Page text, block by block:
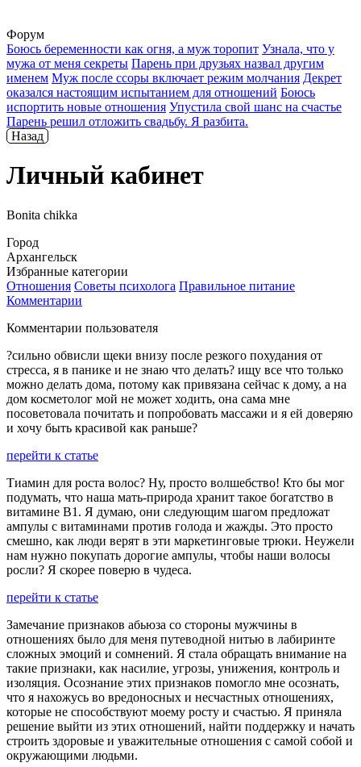
Форум
Боюсь беременности как огня, а муж торопит Узнала, что у
мужа от меня секреты Парень при друзьях назвал другим
именем Муж после ссоры включает режим молчания Декрет
оказался настоящим испытанием для отношений Боюсь
испортить новые отношения Упустила свой шанс на счастье
Парень решил отложить свадьбу. Я разбита.
Назад
Личный кабинет
Bonita chikka
Город
Архангельск
Избранные категории
Отношения Советы психолога Правильное питание
Комментарии
Комментарии пользователя
?сильно обвисли щеки внизу после резкого похудания от
стресса, я в панике и не знаю что делать? ищу все что только
можно делать дома, потому как привязана сейчас к дому, а на
дом косметолог мой не может ходить, она сама мне
посоветовала почитать и попробовать массажи и я ей доверяю
и хочу быть красивой как раньше?
перейти к статье
Тиамин для роста волос? Ну, просто волшебство! Кто бы мог
подумать, что наша мать-природа хранит такое богатство в
витамине В1. Я думаю, они следующим шагом предложат
ампулы с витаминами против голода и жажды. Это просто
смешно, как люди верят в эти маркетинговые трюки. Неужели
нам нужно покупать дорогие ампулы, чтобы наши волосы
росли? Я скорее поверю в чудеса.
перейти к статье
Замечание признаков абьюза со стороны мужчины в
отношениях было для меня путеводной нитью в лабиринте
сложных эмоций и сомнений. Я стала обращать внимание на
такие признаки, как насилие, угрозы, унижения, контроль и
изоляция. Осознание этих признаков помогло мне осознать,
что я нахожусь во вредоносных и несчастных отношениях,
которые не способствуют моему росту и счастью. Я приняла
решение выйти из этих отношений, найти поддержку и начать
строить здоровые и уважительные отношения с самой собой и
окружающими людьми.